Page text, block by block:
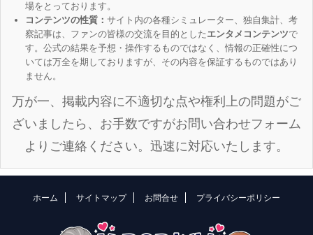
場をとっております。
コンテンツの性質： サイト内の各種シミュレーター、独自集計、考
察記事は、ファンの皆様の交流を目的とした エンタメコンテンツで
す。公式の結果を予想・操作するものではなく、情報の正確性につ
いては万全を期しておりますが、その内容を保証するものではあり
ません。
万が一、掲載内容に不適切な点や権利上の問題がご
ざいましたら、お手数ですがお問い合わせフォーム
よりご連絡ください。迅速に対応いたします。
ホーム サイトマップ お問合せ プライバシーポリシー